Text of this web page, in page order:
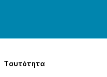
Tαυτότητα